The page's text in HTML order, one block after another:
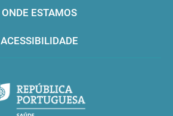
ONDE ESTAMOS
ACESSIBILIDADE